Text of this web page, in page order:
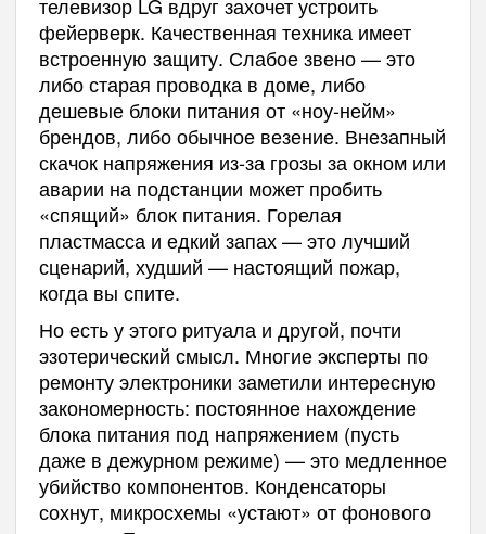
фейерверк. Качественная техника имеет
встроенную защиту. Слабое звено — это
либо старая проводка в доме, либо
дешевые блоки питания от «ноу-нейм»
брендов, либо обычное везение. Внезапный
скачок напряжения из-за грозы за окном или
аварии на подстанции может пробить
«спящий» блок питания. Горелая
пластмасса и едкий запах — это лучший
сценарий, худший — настоящий пожар,
когда вы спите.
Но есть у этого ритуала и другой, почти
эзотерический смысл. Многие эксперты по
ремонту электроники заметили интересную
закономерность: постоянное нахождение
блока питания под напряжением (пусть
даже в дежурном режиме) — это медленное
убийство компонентов. Конденсаторы
сохнут, микросхемы «устают» от фонового